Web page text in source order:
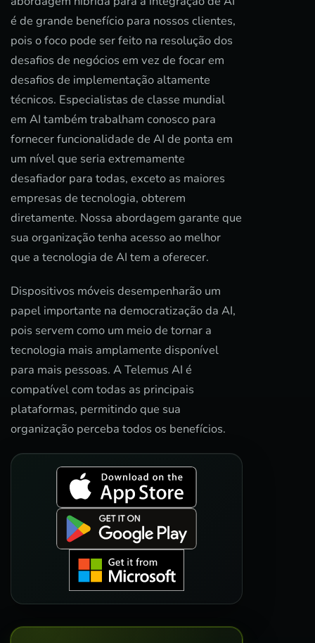
é de grande benefício para nossos clientes,
pois o foco pode ser feito na resolução dos
desafios de negócios em vez de focar em
desafios de implementação altamente
técnicos. Especialistas de classe mundial
em AI também trabalham conosco para
fornecer funcionalidade de AI de ponta em
um nível que seria extremamente
desafiador para todas, exceto as maiores
empresas de tecnologia, obterem
diretamente. Nossa abordagem garante que
sua organização tenha acesso ao melhor
que a tecnologia de AI tem a oferecer.
Dispositivos móveis desempenharão um
papel importante na democratização da AI,
pois servem como um meio de tornar a
tecnologia mais amplamente disponível
para mais pessoas. A Telemus AI é
compatível com todas as principais
plataformas, permitindo que sua
organização perceba todos os benefícios.